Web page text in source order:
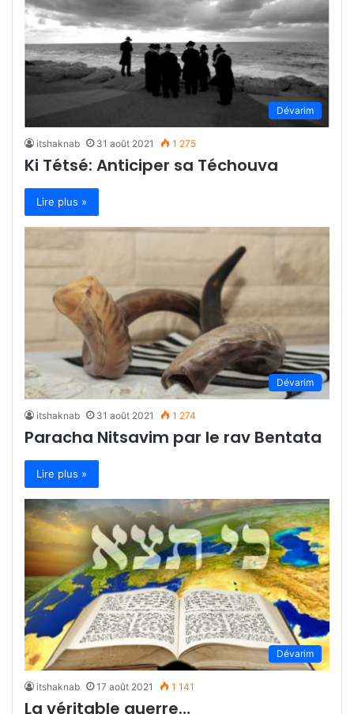
Dévarim
itshaknab 31 août 2021 1 275
Ki Tétsé: Anticiper sa Téchouva
Lire plus »
Dévarim
itshaknab 31 août 2021 1 274
Paracha Nitsavim par le rav Bentata
Lire plus »
Dévarim
itshaknab 17 août 2021 1 141
La véritable guerre…